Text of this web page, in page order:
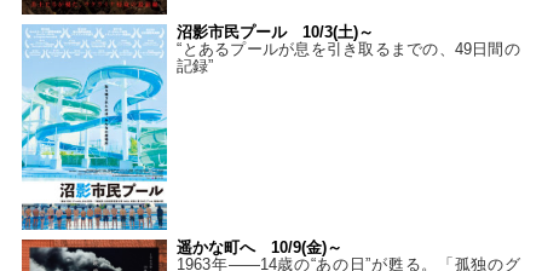
沼影市民プール 10/3(土)～
“とあるプールが息を引き取るまでの、49日間の
記録”
遥かな町へ 10/9(金)～
1963年――14歳の“あの日”が甦る。「孤独のグ